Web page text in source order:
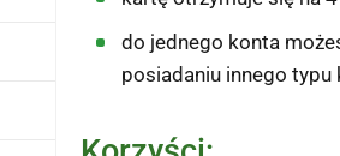
do jednego konta
posiadaniu innego